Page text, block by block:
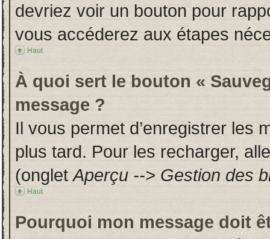
devriez voir un bouton pour
vous accéderez aux étapes
Haut
À quoi sert le bouton «
message ?
Il vous permet d’enregistrer les
plus tard. Pour les recharger,
(ongletAperçu --> Gestion des
Haut
Pourquoi mon message doit